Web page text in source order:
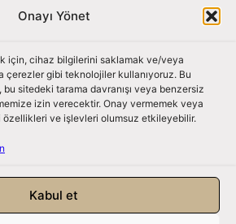
Onayı Yönet
için, cihaz bilgilerini saklamak ve/veya
çerezler gibi teknolojiler kullanıyoruz. Bu
sitedeki tarama davranışı veya benzersiz
izin verecektir. Onay vermemek veya
özellikleri ve işlevleri olumsuz etkileyebilir.
Kabul et
info@nouvart.net
Bizi Takip Edin